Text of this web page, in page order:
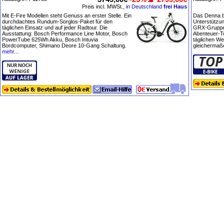
Preis incl. MWSt., in Deutschland frei Haus
Mit E-Fire Modellen steht Genuss an erster Stelle. Ein
durchdachtes Rundum-Sorglos-Paket für den
täglichen Einsatz und auf jeder Radtour. Die
Ausstattung: Bosch Performance Line Motor, Bosch
PowerTube 625Wh Akku, Bosch Intuvia
Bordcomputer, Shimano Deore 10-Gang Schaltung.
mehr...
Das Denna
GRX-
Abenteuer-
täglichen